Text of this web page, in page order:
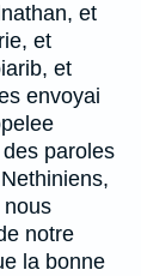
et
et
et
envoyai
paroles
nous
notre
la bonne